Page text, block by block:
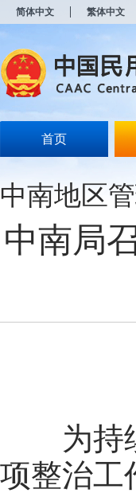
简体中文 繁体中文
首页
中南地区
中南局
为持
项整治工
开
无
障
说
Alt
浪
键
模